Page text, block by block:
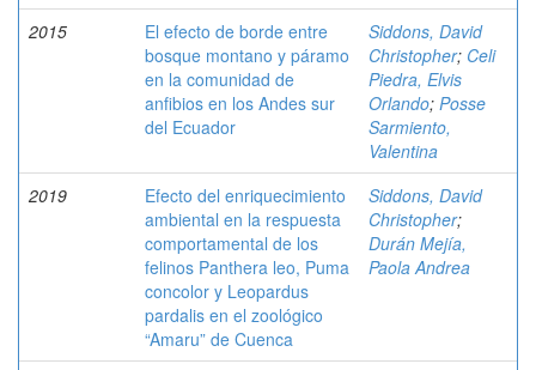
2015
El efecto de borde entre
bosque montano y páramo
en la comunidad de
anfibios en los Andes sur
del Ecuador
Siddons, David
Christopher; Celi
Piedra, Elvis
Orlando; Posse
Sarmiento,
Valentina
2019
Efecto del enriquecimiento
ambiental en la respuesta
comportamental de los
felinos Panthera leo, Puma
concolor y Leopardus
pardalis en el zoológico
“Amaru” de Cuenca
Siddons, David
Christopher;
Durán Mejía,
Paola Andrea